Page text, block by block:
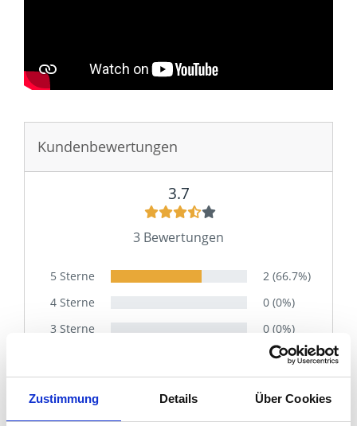
Zustimmung Details Über Cookies
Kundenbewertungen
3.7
3 Bewertungen
5 Sterne
2 (66.7%)
4 Sterne
0 (0%)
3 Sterne
0 (0%)
0 (0%)
1 Stern
1 (33.3%)